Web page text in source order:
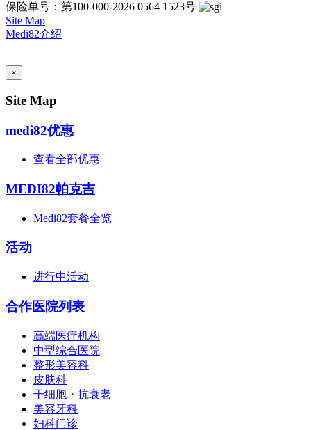
保险单号：第100-000-2026 0564 1523号
Site Map
Medi82介绍
×
Site Map
medi82优惠
查看全部优惠
MEDI82帕克吉
Medi82套餐全览
活动
进行中活动
合作医院列表
高端医疗机构
中型综合医院
整形美容科
皮肤科
干细胞・抗衰老
美容牙科
妇科门诊